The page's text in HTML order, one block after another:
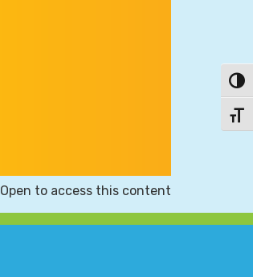
הפעל/כבה ניגודיות גבוהה
מתג גודל גופן
Open to access this content